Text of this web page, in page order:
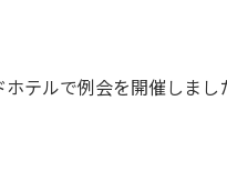
テルで例会を開催しまし